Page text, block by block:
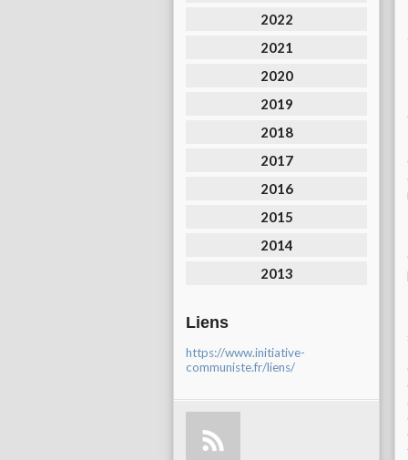
2022
2021
2020
2019
2018
2017
2016
2015
2014
2013
Liens
https://www.initiative-
communiste.fr/liens/